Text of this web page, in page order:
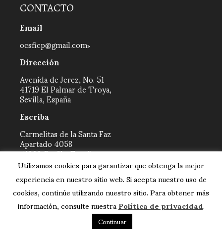
CONTACTO
Email
ocsficp@gmail.com
Dirección
Avenida de Jerez, No. 51
41719 El Palmar de Troya,
Sevilla, España
Escriba
Carmelitas de la Santa Faz
Apartado 4058
41080 Sevilla, España
Utilizamos cookies para garantizar que obtenga la mejor
experiencia en nuestro sitio web. Si acepta nuestro uso de
cookies, continúe utilizando nuestro sitio. Para obtener más
información, consulte nuestraPolítica de privacidad.
Continuar